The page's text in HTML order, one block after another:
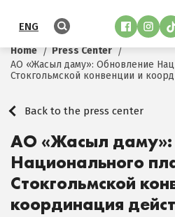
ENG
Home
Press Center
АО «Жасыл даму»: Обновление
Стокгольмской конвенции и
Back to the press center
АО «Жасыл даму»:
Национального
Стокгольмской
координация